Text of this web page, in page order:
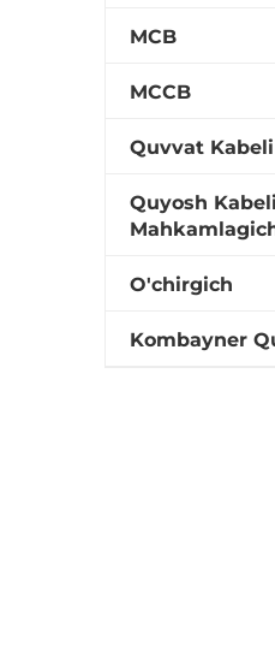
MCB
MCCB
Quvvat Kabeli
Quyosh
O'chirgich
Kombayner